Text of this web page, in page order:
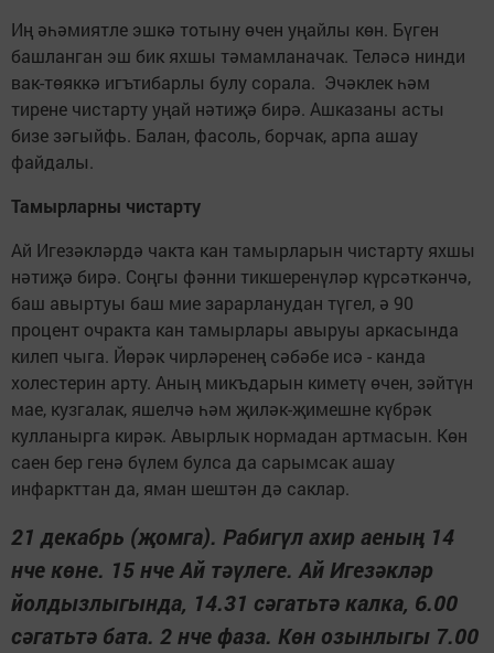
Иң әһәмиятле эшкә тотыну өчен уңайлы көн. Бүген
башланган эш бик яхшы тәмамланачак. Теләсә нинди
вак-төяккә игътибарлы булу сорала. Эчәклек һәм
тирене чистарту уңай нәтиҗә бирә. Ашказаны асты
бизе зәгыйфь. Балан, фасоль, борчак, арпа ашау
файдалы.
Тамырларны чистарту
Ай Игезәкләрдә чакта кан тамырларын чистарту яхшы
нәтиҗә бирә. Соңгы фәнни тикшеренүләр күрсәткәнчә,
баш авыртуы баш мие зарарланудан түгел, ә 90
процент очракта кан тамырлары авыруы аркасында
килеп чыга. Йөрәк чирләренең сәбәбе исә - канда
холестерин арту. Аның микъдарын киметү өчен, зәйтүн
мае, кузгалак, яшелчә һәм җиләк-җимешне күбрәк
кулланырга кирәк. Авырлык нормадан артмасын. Көн
саен бер генә бүлем булса да сарымсак ашау
инфаркттан да, яман шештән дә саклар.
21 декабрь (җомга). Рабигүл ахир аеның 14
нче көне. 15 нче Ай тәүлеге. Ай Игезәкләр
йолдызлыгында, 14.31 сәгатьтә калка, 6.00
сәгатьтә бата. 2 нче фаза. Көн озынлыгы 7.00